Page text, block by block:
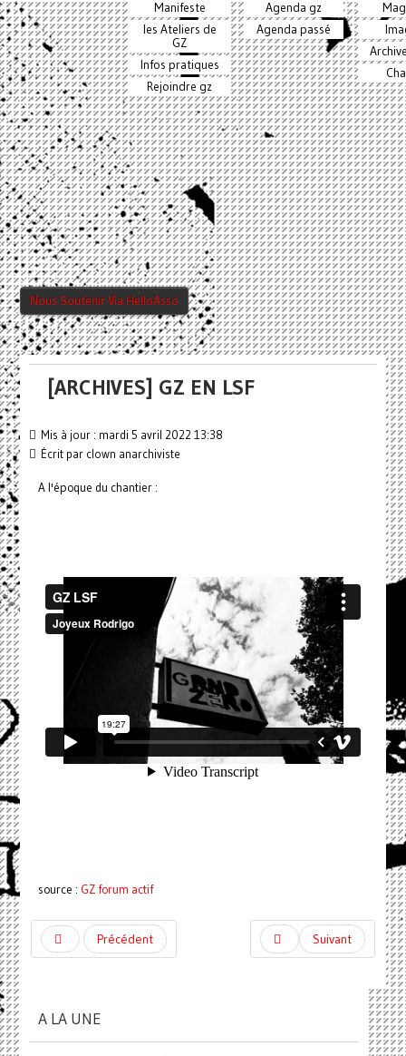
Manifeste
les Ateliers de
GZ
Infos pratiques
Rejoindre gz
Agenda gz
Agenda passé
Nous Soutenir Via HelloAsso
[ARCHIVES] GZ EN LSF
Mis à jour : mardi 5 avril 2022 13:38
Écrit par clown anarchiviste
A l'époque du chantier :
source : GZ forum actif
Précédent Suivant
A LA UNE